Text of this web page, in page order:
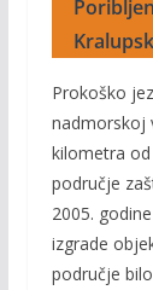
Prokoško
nadmorskoj
kilometra
područje
2005.
izgrade
područje